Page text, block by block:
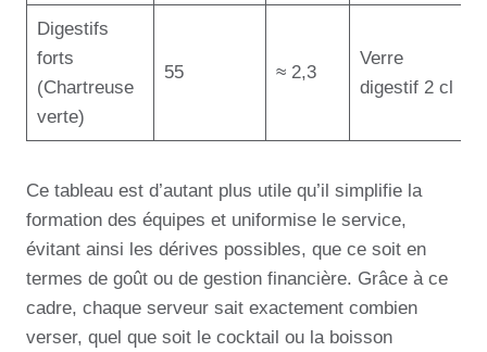
Digestifs
forts
(Chartreuse
verte)
55 ≈ 2,3
Verre
digestif 2 cl
Ce tableau est d’autant plus utile qu’il simplifie la
formation des équipes et uniformise le service,
évitant ainsi les dérives possibles, que ce soit en
termes de goût ou de gestion financière. Grâce à ce
cadre, chaque serveur sait exactement combien
verser, quel que soit le cocktail ou la boisson